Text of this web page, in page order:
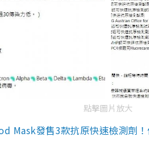
點擊圖片放大
Mask發售3款抗原快速檢測劑